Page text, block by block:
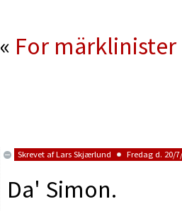
« For märklinister
Skrevet afLars Skjærlund Fredag d. 20/
Da' Simon.